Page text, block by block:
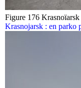
Figure 176
Krasnojarsk : en parko